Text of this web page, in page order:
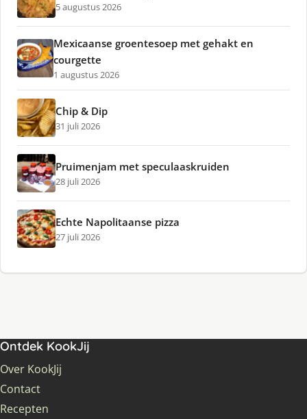
5 augustus 2026
Mexicaanse groentesoep met gehakt en
courgette
1 augustus 2026
Chip & Dip
31 juli 2026
Pruimenjam met speculaaskruiden
28 juli 2026
Echte Napolitaanse pizza
27 juli 2026
Ontdek KookJij
Over KookJij
Contact
Recepten